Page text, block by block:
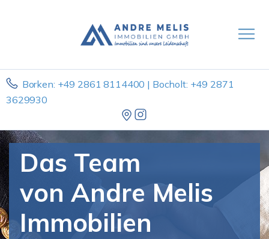
Borken: +49 2861 8114400 | Bocholt: +49 2871
3629930
Das Team
von Andre Melis
Immobilien